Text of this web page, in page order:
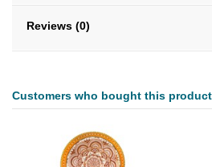
Reviews (0)
Customers who bought this